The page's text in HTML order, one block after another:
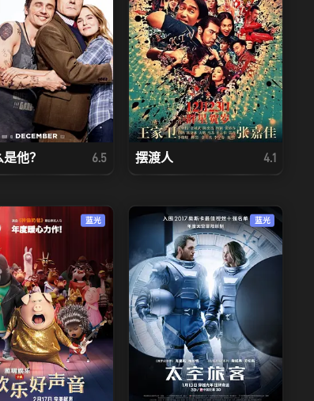
他？ 6.5 摆渡人 4.1
蓝光 蓝光